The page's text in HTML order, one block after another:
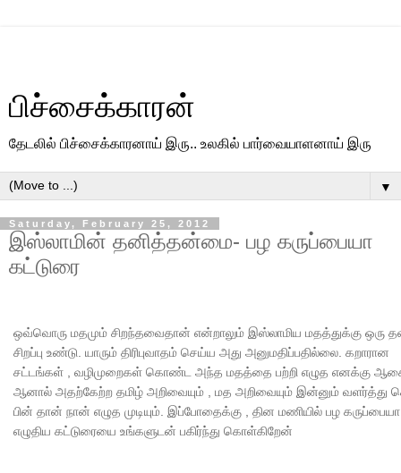
பிச்சைக்காரன்
தேடலில் பிச்சைக்காரனாய் இரு.. உலகில் பார்வையாளனாய் இரு
▼
Saturday, February 25, 2012
இஸ்லாமின் தனித்தன்மை- பழ கருப்பையா
கட்டுரை
ஒவ்வொரு மதமும் சிறந்தவைதான் என்றாலும் இஸ்லாமிய மதத்துக்கு ஒரு
சிறப்பு உண்டு. யாரும் திரிபுவாதம் செய்ய அது அனுமதிப்பதில்லை. கறாரான
சட்டங்கள் , வழிமுறைகள் கொண்ட அந்த மதத்தை பற்றி எழுத எனக்கு
ஆனால் அதற்கேற்ற தமிழ் அறிவையும் , மத அறிவையும் இன்னும்
பின் தான் நான் எழுத முடியும். இப்போதைக்கு , தின மணியில் பழ கருப்பையா
எழுதிய கட்டுரையை உங்களுடன் பகிர்ந்து கொள்கிறேன்